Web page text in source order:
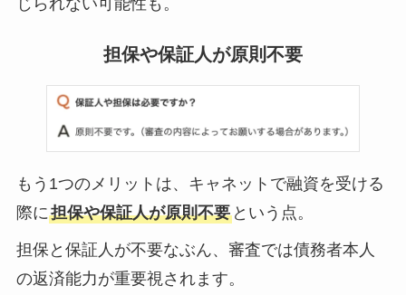
じられない可能性も。
担保や保証人が原則不要
もう1つのメリットは、キャネットで融資を受ける
際に担保や保証人が原則不要という点。
担保と保証人が不要なぶん、審査では債務者本人
の返済能力が重要視されます。